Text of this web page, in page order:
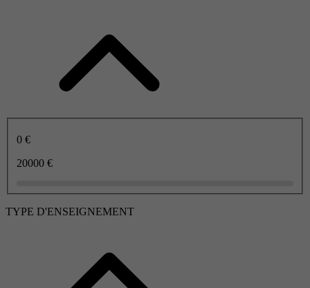
0 €
20000 €
TYPE D'ENSEIGNEMENT